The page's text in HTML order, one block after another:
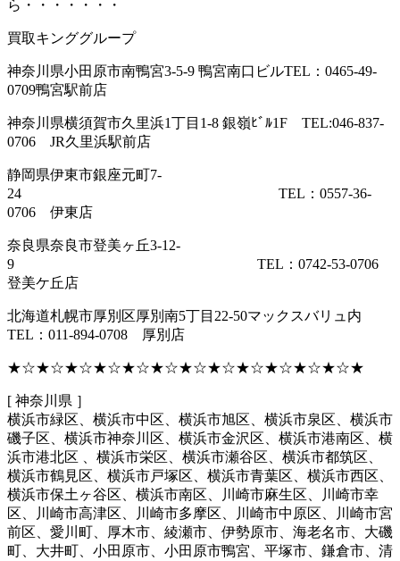
ら・・・・・・・
買取キンググループ
神奈川県小田原市南鴨宮3-5-9 鴨宮南口ビルTEL：0465-49-
0709鴨宮駅前店
神奈川県横須賀市久里浜1丁目1-8 銀嶺ﾋﾞﾙ1F TEL:046-837-
0706 JR久里浜駅前店
静岡県伊東市銀座元町7-
24 TEL：0557-36-
0706 伊東店
奈良県奈良市登美ヶ丘3-12-
9 TEL：0742-53-0706
登美ケ丘店
北海道札幌市厚別区厚別南5丁目22-50マックスバリュ内
TEL：011-894-0708 厚別店
★☆★☆★☆★☆★☆★☆★☆★☆★☆★☆★☆★☆★
[ 神奈川県 ］
横浜市緑区、横浜市中区、横浜市旭区、横浜市泉区、横浜市
磯子区、横浜市神奈川区、横浜市金沢区、横浜市港南区、横
浜市港北区 、横浜市栄区、横浜市瀬谷区、横浜市都筑区、
横浜市鶴見区、横浜市戸塚区、横浜市青葉区、横浜市西区、
横浜市保土ヶ谷区、横浜市南区、川崎市麻生区、川崎市幸
区、川崎市高津区、川崎市多摩区、川崎市中原区、川崎市宮
前区、愛川町、厚木市、綾瀬市、伊勢原市、海老名市、大磯
町、大井町、小田原市、小田原市鴨宮、平塚市、鎌倉市、清